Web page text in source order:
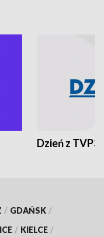
Dzień z TVP3
/ GDAŃSK /
/ KIELCE /